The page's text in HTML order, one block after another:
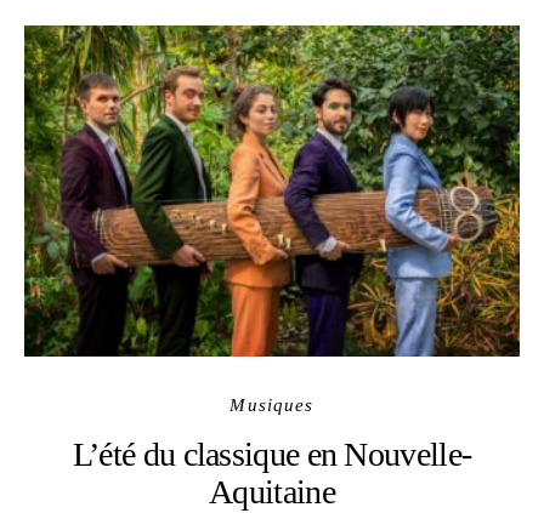
Musiques
L’été du classique en Nouvelle-
Aquitaine